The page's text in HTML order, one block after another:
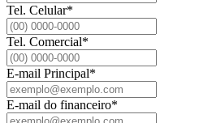
Tel. Celular*
Tel. Comercial*
E-mail Principal*
E-mail do financeiro*